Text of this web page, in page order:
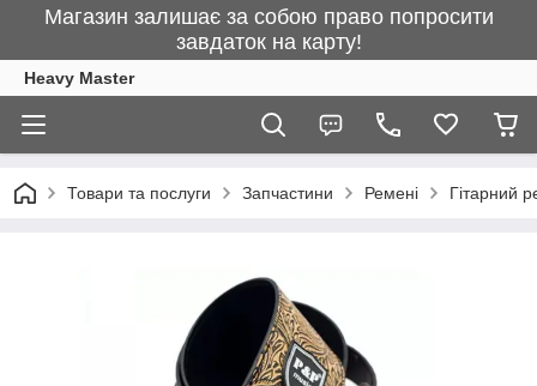
Магазин залишає за собою право попросити
завдаток на карту!
Heavy Master
Товари та послуги Запчастини Ремені Гітарний